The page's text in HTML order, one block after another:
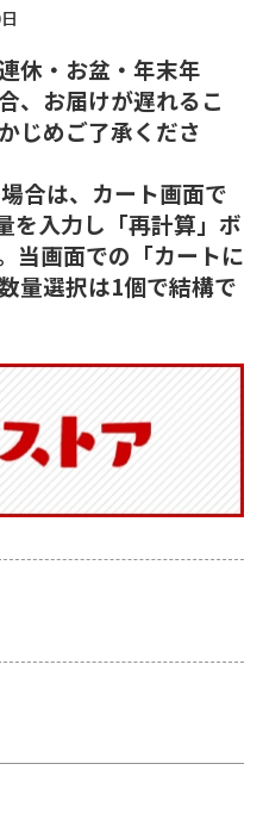
休・お盆・年末年
、お届けが遅れるこ
じめご了承くださ
合は、カート画面で
を入力し「再計算」ボ
当画面での「カートに
量選択は1個で結構で